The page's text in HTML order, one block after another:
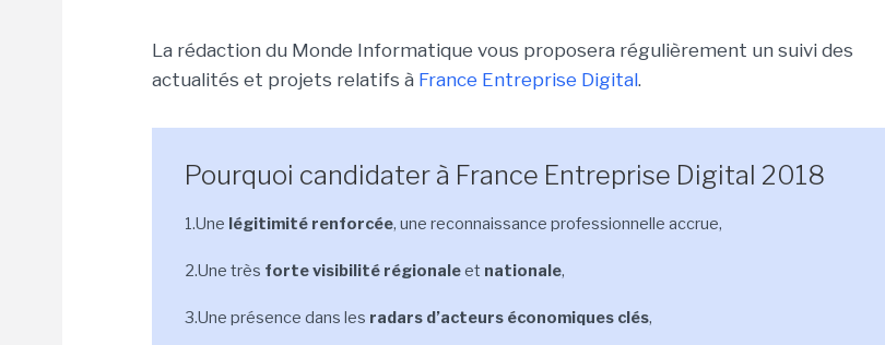
La rédaction du Monde Informatique vous proposera régulièrement un suivi des
actualités et projets relatifs à France Entreprise Digital.
Pourquoi candidater à France Entreprise Digital 2018
1.Une légitimité renforcée, une reconnaissance professionnelle accrue,
2.Une très forte visibilité régionaleet nationale,
3.Une présence dans les radars d’acteurs économiques clés,